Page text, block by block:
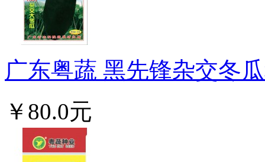
广东粤蔬 黑先锋杂交冬
￥80.0元